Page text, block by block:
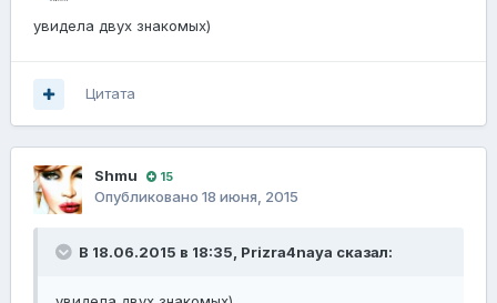
увидела двух знакомых)
Цитата
Shmu 15
Опубликовано 18 июня, 2015
В 18.06.2015 в 18:35, Prizra4naya сказал: